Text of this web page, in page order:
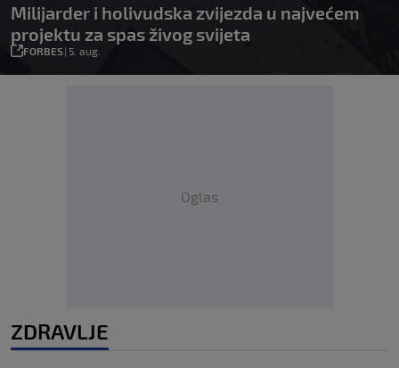
Milijarder i holivudska zvijezda u najvećem
projektu za spas živog svijeta
FORBES| 5. aug.
Oglas
ZDRAVLJE